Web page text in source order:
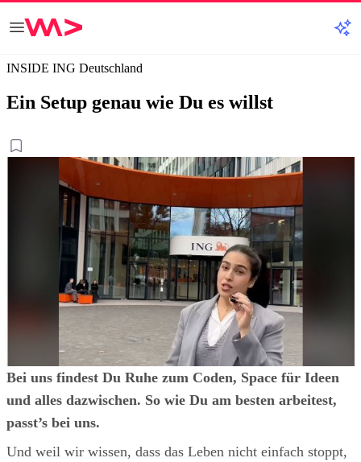
INSIDE ING Deutschland
Ein Setup genau wie Du es willst
Bei uns findest Du Ruhe zum Coden, Space für Ideen
und alles dazwischen. So wie Du am besten arbeitest,
passt’s bei uns.
Und weil wir wissen, dass das Leben nicht einfach stoppt,